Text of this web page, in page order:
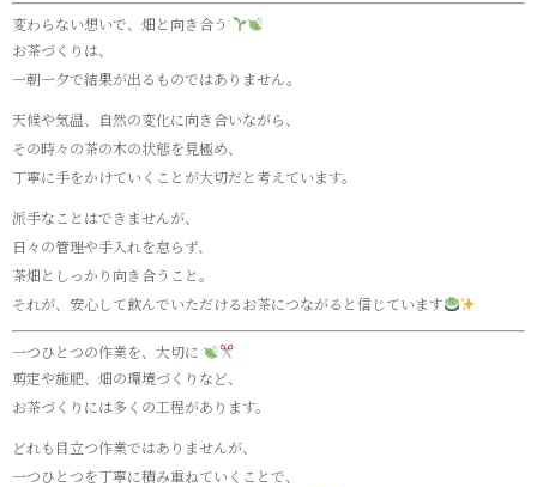
変わらない想いで、畑と向き合う
お茶づくりは、
一朝一夕で結果が出るものではありません。
天候や気温、自然の変化に向き合いながら、
その時々の茶の木の状態を見極め、
丁寧に手をかけていくことが大切だと考えています。
派手なことはできませんが、
日々の管理や手入れを怠らず、
茶畑としっかり向き合うこと。
それが、安心して飲んでいただけるお茶につながると信じています
一つひとつの作業を、大切に
剪定や施肥、畑の環境づくりなど、
お茶づくりには多くの工程があります。
どれも目立つ作業ではありませんが、
一つひとつを丁寧に積み重ねていくことで、